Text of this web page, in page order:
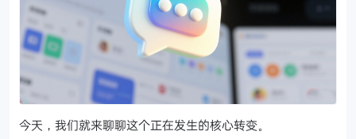
今天，我们就来聊聊这个正在发生的核心转变。